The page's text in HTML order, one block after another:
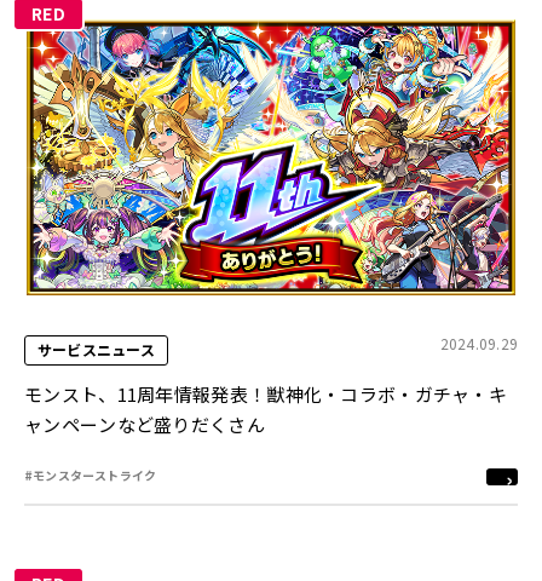
RED
サービスニュース 2024.09.29
モンスト、11周年情報発表！獣神化・コラボ・ガチャ・キ
ャンペーンなど盛りだくさん
#モンスターストライク